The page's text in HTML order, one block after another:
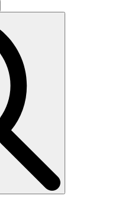
Search